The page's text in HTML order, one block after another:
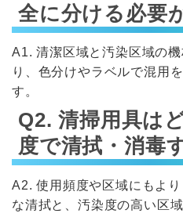
全に分ける必要
A1. 清潔区域と汚染区域の
り、色分けやラベルで混用
す。
Q2. 清掃用具は
度で清拭・消毒
A2. 使用頻度や区域にもよ
な清拭と、汚染度の高い区